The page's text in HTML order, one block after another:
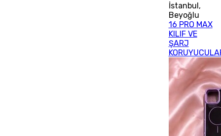
İstanbul,
Beyoğlu
16 PRO MAX
KILIF VE
ŞARJ